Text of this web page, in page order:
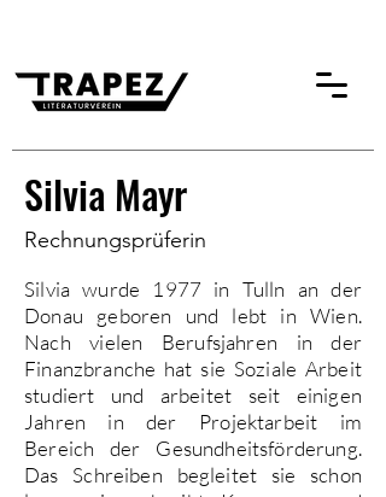
Silvia Mayr
Rechnungsprüferin
Silvia wurde 1977 in Tulln an der
Donau geboren und lebt in Wien.
Nach vielen Berufsjahren in der
Finanzbranche hat sie Soziale Arbeit
studiert und arbeitet seit einigen
Jahren in der Projektarbeit im
Bereich der Gesundheitsförderung.
Das Schreiben begleitet sie schon